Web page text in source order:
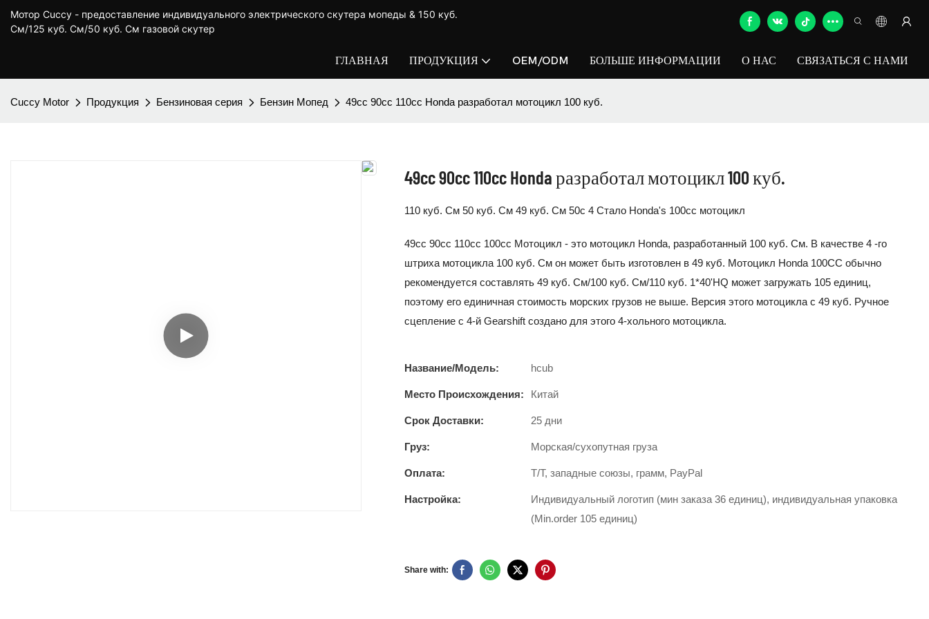
Мотор Cuccy - предоставление индивидуального электрического скутера мопеды & 150 куб.
См/125 куб. См/50 куб. См газовой скутер
ГЛАВНАЯ ПРОДУКЦИЯ OEM/ODM БОЛЬШЕ ИНФОРМАЦИИ О НАС СВЯЗАТЬСЯ С НАМИ
Cuccy Motor Продукция Бензиновая серия Бензин Мопед 49cc 90cc 110cc Honda разработал мотоцикл 100 куб.
49cc 90cc 110cc Honda разработал мотоцикл 100 куб.
110 куб. См 50 куб. См 49 куб. См 50c 4 Стало Honda's 100cc мотоцикл
49cc 90cc 110cc 100cc Мотоцикл - это мотоцикл Honda, разработанный 100 куб. См. В качестве 4 -го
штриха мотоцикла 100 куб. См он может быть изготовлен в 49 куб. Мотоцикл Honda 100CC обычно
рекомендуется составлять 49 куб. См/100 куб. См/110 куб. 1*40'HQ может загружать 105 единиц,
поэтому его единичная стоимость морских грузов не выше. Версия этого мотоцикла с 49 куб. Ручное
сцепление с 4-й Gearshift создано для этого 4-хольного мотоцикла.
Название/Модель: hcub
Место Происхождения: Китай
Срок Доставки: 25 дни
Груз: Морская/сухопутная груза
Оплата: T/T, западные союзы, грамм, PayPal
Настройка:
Индивидуальный логотип (мин заказа 36 единиц), индивидуальная упаковка
(Min.order 105 единиц)
Share with: